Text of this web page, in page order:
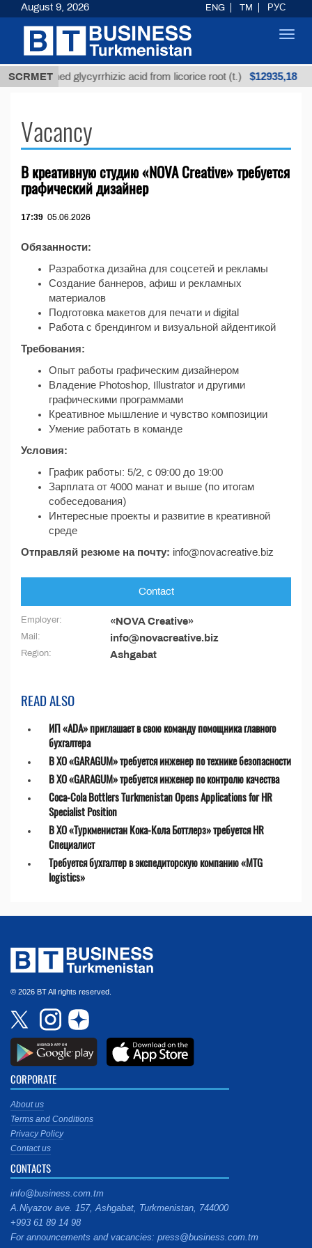
SCRMET
Unrefined glycyrrhizic acid from licorice root (t.) $12935,18
Vacancy
В креативную студию «NOVA Creative» требуется
графический дизайнер
17:39 05.06.2026
Обязанности:
Разработка дизайна для соцсетей и рекламы
Создание баннеров, афиш и рекламных
материалов
Подготовка макетов для печати и digital
Работа с брендингом и визуальной айдентикой
Требования:
Опыт работы графическим дизайнером
Владение Photoshop, Illustrator и другими
графическими программами
Креативное мышление и чувство композиции
Умение работать в команде
Условия:
График работы: 5/2, с 09:00 до 19:00
Зарплата от 4000 манат и выше (по итогам
собеседования)
Интересные проекты и развитие в креативной
среде
Отправляй резюме на почту: info@novacreative.biz
Contact
Employer: «NOVA Creative»
Mail: info@novacreative.biz
Region: Ashgabat
READ ALSO
ИП «ADA» приглашает в свою команду помощника главного
бухгалтера
В ХО «GARAGUM» требуется инженер по технике безопасности
В ХО «GARAGUM» требуется инженер по контролю качества
Coca-Cola Bottlers Turkmenistan Opens Applications for HR
Specialist Position
В ХО «Туркменистан Кока-Кола Боттлерз» требуется HR
Специалист
Требуется бухгалтер в экспедиторскую компанию «MTG
logistics»
© 2026 BT All rights reserved.
CORPORATE
About us
Terms and Conditions
Privacy Policy
Contact us
CONTACTS
info@business.com.tm
A.Niyazov ave. 157, Ashgabat, Turkmenistan, 744000
+993 61 89 14 98
For announcements and vacancies: press@business.com.tm
August 9, 2026 ENG TM РУС